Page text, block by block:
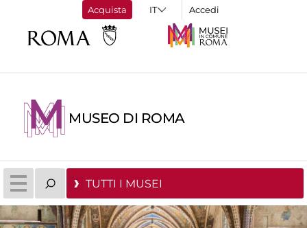
Acquista Accedi
MUSEO DI ROMA
TUTTI I MUSEI